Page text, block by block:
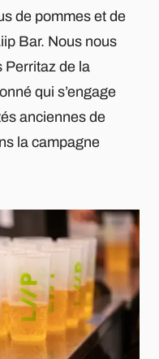
de pommes et de
Bar. Nous nous
Perritaz de la
qui s’engage
anciennes de
la campagne